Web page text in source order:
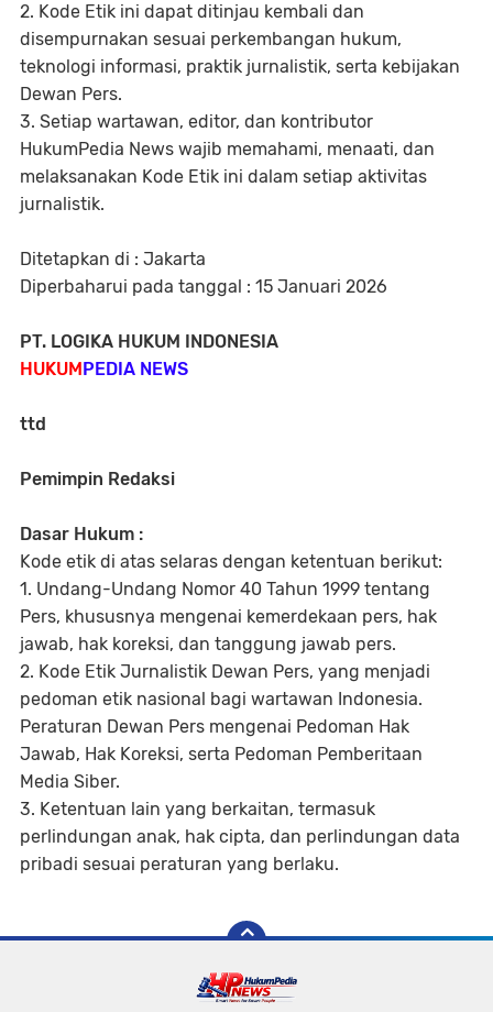
2. Kode Etik ini dapat ditinjau kembali dan
disempurnakan sesuai perkembangan hukum,
teknologi informasi, praktik jurnalistik, serta kebijakan
Dewan Pers.
3. Setiap wartawan, editor, dan kontributor
HukumPedia News wajib memahami, menaati, dan
melaksanakan Kode Etik ini dalam setiap aktivitas
jurnalistik.
Ditetapkan di : Jakarta
Diperbaharui pada tanggal : 15 Januari 2026
PT. LOGIKA HUKUM INDONESIA
HUKUMPEDIA NEWS
ttd
Pemimpin Redaksi
Dasar Hukum :
Kode etik di atas selaras dengan ketentuan berikut:
1. Undang-Undang Nomor 40 Tahun 1999 tentang
Pers, khususnya mengenai kemerdekaan pers, hak
jawab, hak koreksi, dan tanggung jawab pers.
2. Kode Etik Jurnalistik Dewan Pers, yang menjadi
pedoman etik nasional bagi wartawan Indonesia.
Peraturan Dewan Pers mengenai Pedoman Hak
Jawab, Hak Koreksi, serta Pedoman Pemberitaan
Media Siber.
3. Ketentuan lain yang berkaitan, termasuk
perlindungan anak, hak cipta, dan perlindungan data
pribadi sesuai peraturan yang berlaku.